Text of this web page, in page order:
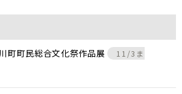
町町民総合文化祭作品展
11/3ま